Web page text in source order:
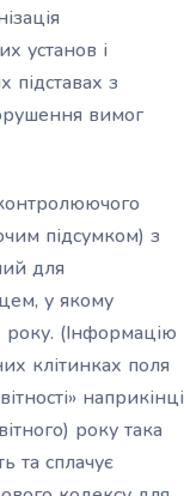
установ і
підставах з
вимог
підсумком) з
для
у якому
року. (Інформацію
клітинках поля
наприкінці
року така
та сплачує